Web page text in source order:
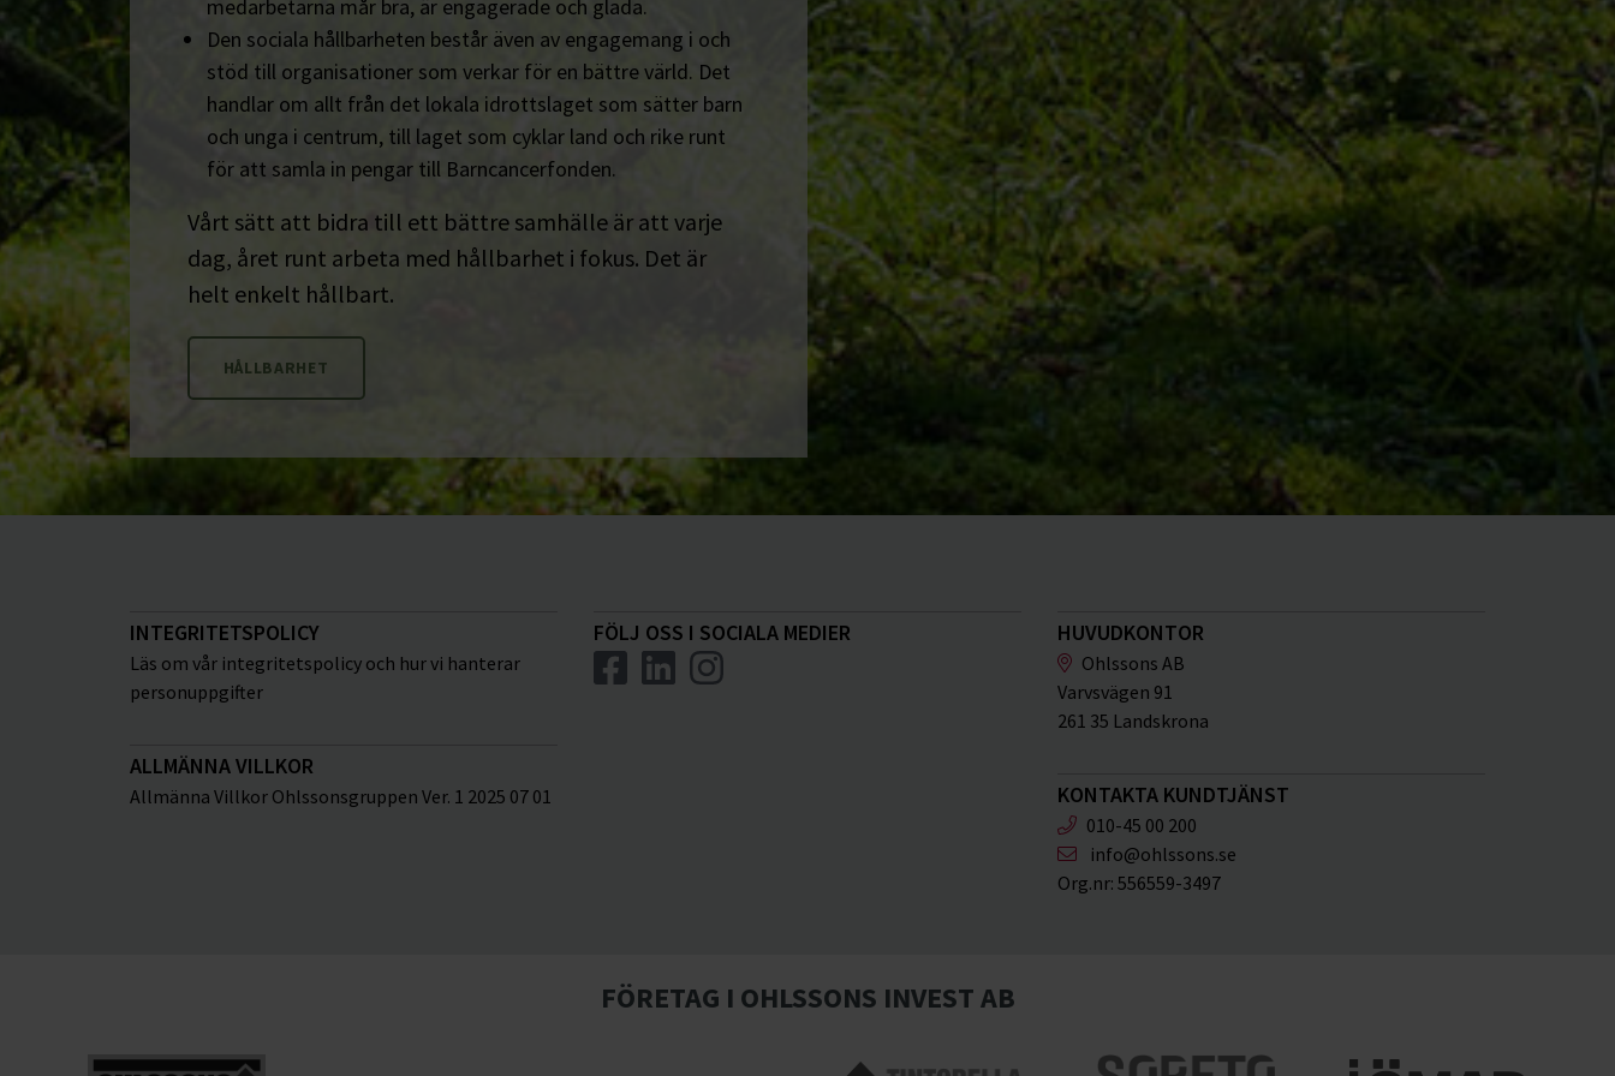
medarbetarna mår bra, är engagerade och glada.
Den sociala hållbarheten består även av engagemang i och
stöd till organisationer som verkar för en bättre värld. Det
handlar om allt från det lokala idrottslaget som sätter barn
och unga i centrum, till laget som cyklar land och rike runt
för att samla in pengar till Barncancerfonden.
Vårt sätt att bidra till ett bättre samhälle är att varje
dag, året runt arbeta med hållbarhet i fokus. Det är
helt enkelt hållbart.
HÅLLBARHET
INTEGRITETSPOLICY
Läs om vår integritetspolicy och hur vi hanterar
personuppgifter
ALLMÄNNA VILLKOR
Allmänna Villkor Ohlssonsgruppen Ver. 1 2025 07 01
FÖLJ OSS I SOCIALA MEDIER HUVUDKONTOR
Ohlssons AB
Varvsvägen 91
261 35 Landskrona
KONTAKTA KUNDTJÄNST
010-45 00 200
info@ohlssons.se
Org.nr: 556559-3497
FÖRETAG I OHLSSONS INVEST AB